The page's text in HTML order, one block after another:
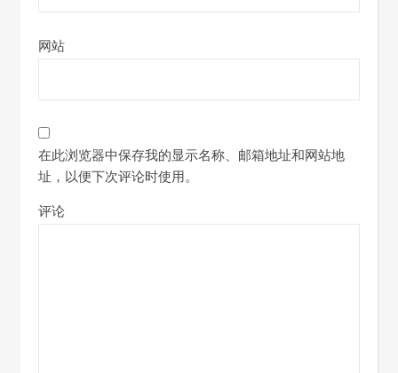
网站
在此浏览器中保存我的显示名称、邮箱地址和网站地
址，以便下次评论时使用。
评论